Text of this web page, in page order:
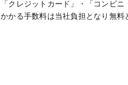
「クレジットカード」・「コンビニ
かかる手数料は当社負担となり無料